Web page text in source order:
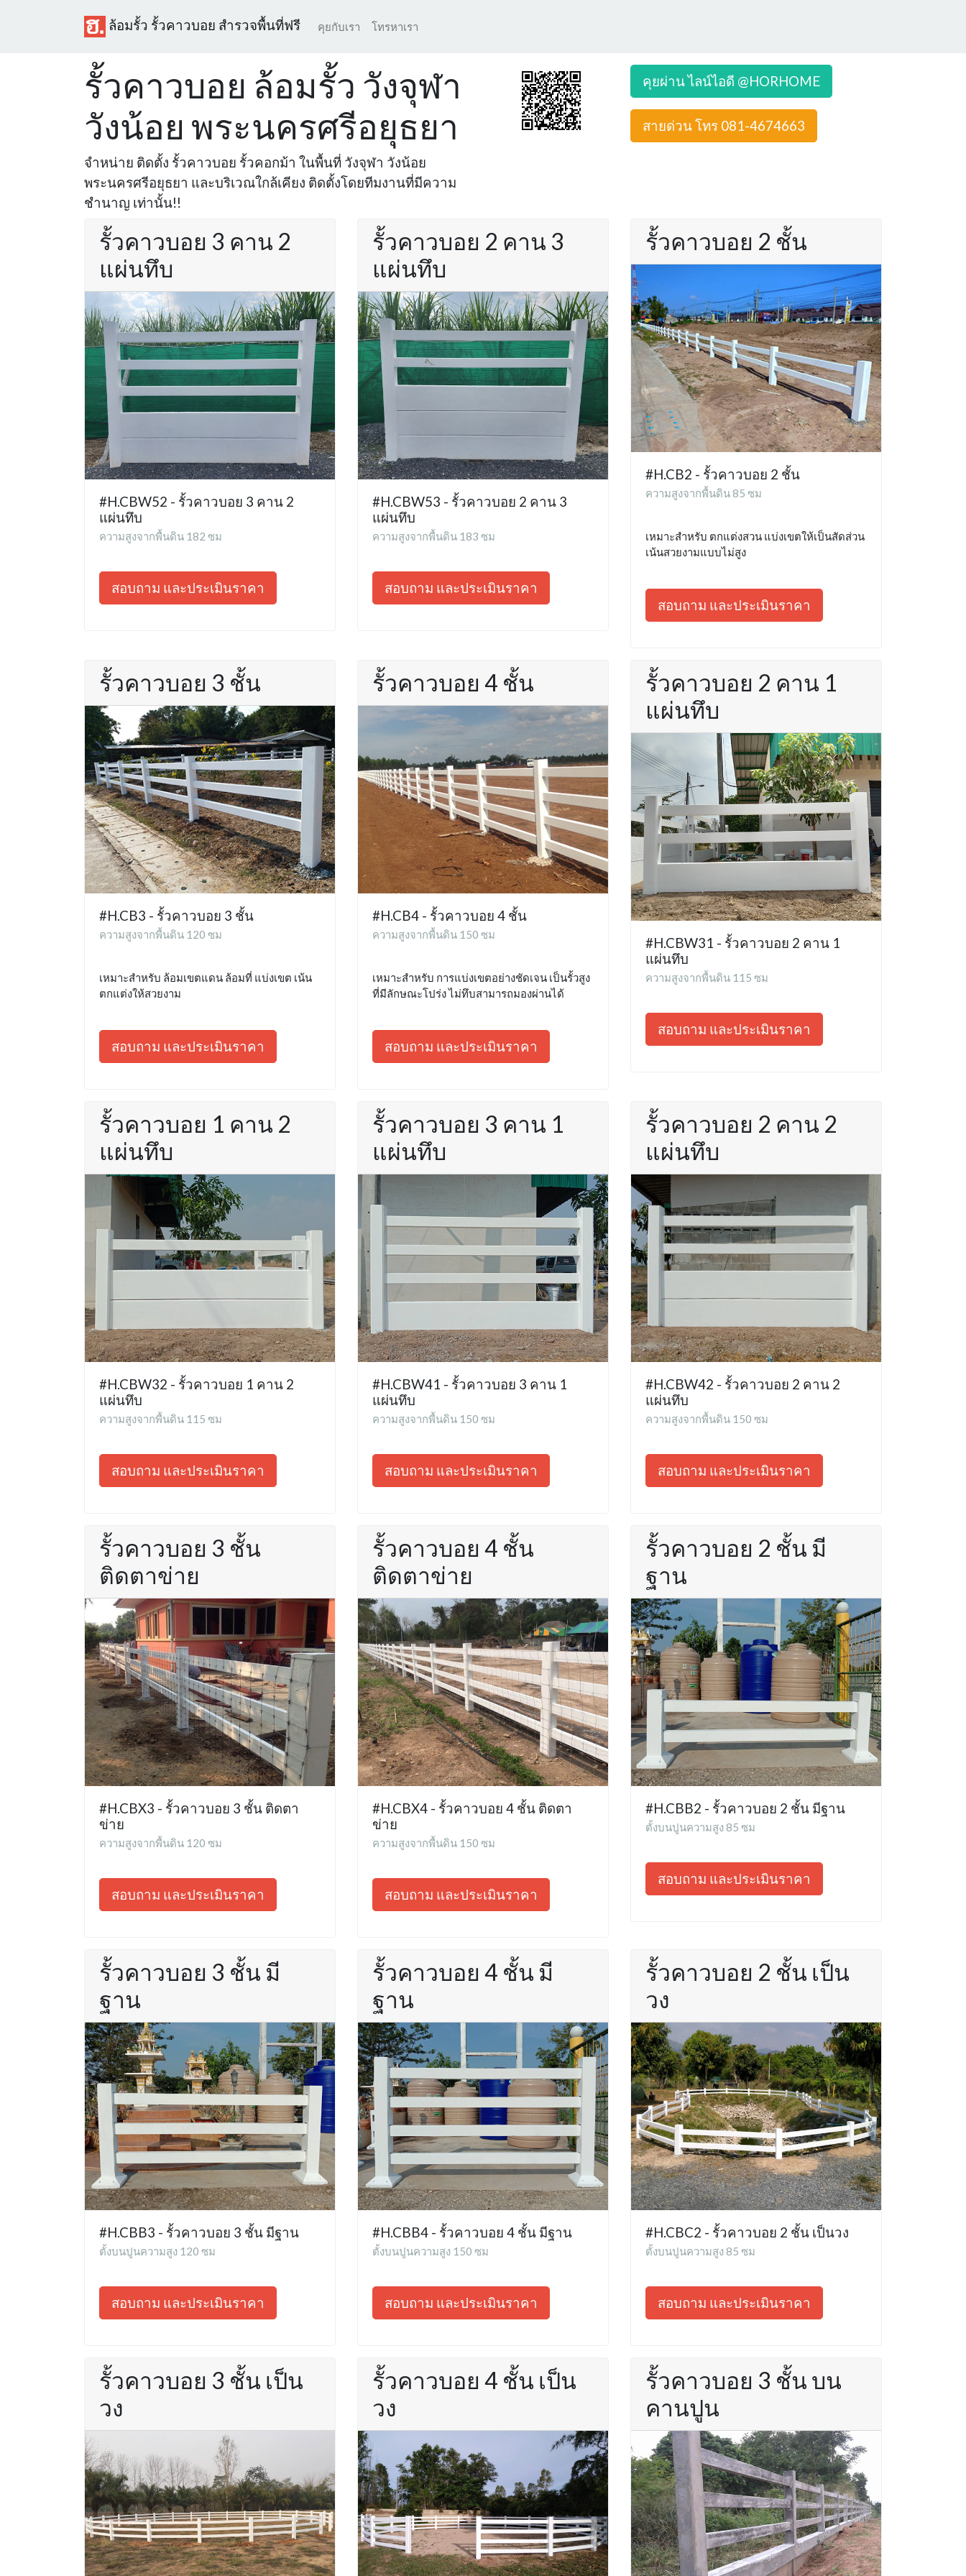
ล้อมรั้ว รั้วคาวบอย สำรวจพื้นที่ฟรี คุยกับเรา โทรหาเรา
รั้วคาวบอย ล้อมรั้ว วังจุฬา
วังน้อย พระนครศรีอยุธยา
จำหน่าย ติดตั้ง รั้วคาวบอย รั้วคอกม้า ในพื้นที่ วังจุฬา วังน้อย
พระนครศรีอยุธยา และบริเวณใกล้เคียง ติดตั้งโดยทีมงานที่มีความ
ชำนาญ เท่านั้น!!
คุยผ่าน ไลน์ไอดี @HORHOME
สายด่วน โทร 081-4674663
รั้วคาวบอย 3 คาน 2
แผ่นทึบ
#H.CBW52 - รั้วคาวบอย 3 คาน 2
แผ่นทึบ
ความสูงจากพื้นดิน 182 ซม
สอบถาม และประเมินราคา
รั้วคาวบอย 2 คาน 3
แผ่นทึบ
#H.CBW53 - รั้วคาวบอย 2 คาน 3
แผ่นทึบ
ความสูงจากพื้นดิน 183 ซม
สอบถาม และประเมินราคา
รั้วคาวบอย 2 ชั้น
#H.CB2 - รั้วคาวบอย 2 ชั้น
ความสูงจากพื้นดิน 85 ซม
เหมาะสำหรับ ตกแต่งสวน แบ่งเขตให้เป็นสัดส่วน
เน้นสวยงามแบบไม่สูง
สอบถาม และประเมินราคา
รั้วคาวบอย 3 ชั้น
#H.CB3 - รั้วคาวบอย 3 ชั้น
ความสูงจากพื้นดิน 120 ซม
เหมาะสำหรับ ล้อมเขตแดน ล้อมที่ แบ่งเขต เน้น
ตกแต่งให้สวยงาม
สอบถาม และประเมินราคา
รั้วคาวบอย 4 ชั้น
#H.CB4 - รั้วคาวบอย 4 ชั้น
ความสูงจากพื้นดิน 150 ซม
เหมาะสำหรับ การแบ่งเขตอย่างชัดเจน เป็นรั้วสูง
ที่มีลักษณะโปร่ง ไม่ทึบสามารถมองผ่านได้
สอบถาม และประเมินราคา
รั้วคาวบอย 2 คาน 1
แผ่นทึบ
#H.CBW31 - รั้วคาวบอย 2 คาน 1
แผ่นทึบ
ความสูงจากพื้นดิน 115 ซม
สอบถาม และประเมินราคา
รั้วคาวบอย 1 คาน 2
แผ่นทึบ
#H.CBW32 - รั้วคาวบอย 1 คาน 2
แผ่นทึบ
ความสูงจากพื้นดิน 115 ซม
สอบถาม และประเมินราคา
รั้วคาวบอย 3 คาน 1
แผ่นทึบ
#H.CBW41 - รั้วคาวบอย 3 คาน 1
แผ่นทึบ
ความสูงจากพื้นดิน 150 ซม
สอบถาม และประเมินราคา
รั้วคาวบอย 2 คาน 2
แผ่นทึบ
#H.CBW42 - รั้วคาวบอย 2 คาน 2
แผ่นทึบ
ความสูงจากพื้นดิน 150 ซม
สอบถาม และประเมินราคา
รั้วคาวบอย 3 ชั้น
ติดตาข่าย
#H.CBX3 - รั้วคาวบอย 3 ชั้น ติดตา
ข่าย
ความสูงจากพื้นดิน 120 ซม
สอบถาม และประเมินราคา
รั้วคาวบอย 4 ชั้น
ติดตาข่าย
#H.CBX4 - รั้วคาวบอย 4 ชั้น ติดตา
ข่าย
ความสูงจากพื้นดิน 150 ซม
สอบถาม และประเมินราคา
รั้วคาวบอย 2 ชั้น มี
ฐาน
#H.CBB2 - รั้วคาวบอย 2 ชั้น มีฐาน
ตั้งบนปูนความสูง 85 ซม
สอบถาม และประเมินราคา
รั้วคาวบอย 3 ชั้น มี
ฐาน
#H.CBB3 - รั้วคาวบอย 3 ชั้น มีฐาน
ตั้งบนปูนความสูง 120 ซม
สอบถาม และประเมินราคา
รั้วคาวบอย 4 ชั้น มี
ฐาน
#H.CBB4 - รั้วคาวบอย 4 ชั้น มีฐาน
ตั้งบนปูนความสูง 150 ซม
สอบถาม และประเมินราคา
รั้วคาวบอย 2 ชั้น เป็น
วง
#H.CBC2 - รั้วคาวบอย 2 ชั้น เป็นวง
ตั้งบนปูนความสูง 85 ซม
สอบถาม และประเมินราคา
รั้วคาวบอย 3 ชั้น เป็น
วง
รั้วคาวบอย 4 ชั้น เป็น
วง
รั้วคาวบอย 3 ชั้น บน
คานปูน